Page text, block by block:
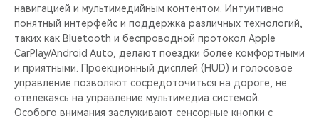
навигацией и мультимедийным контентом. Интуитивно
понятный интерфейс и поддержка различных технологий,
таких как Bluetooth и беспроводной протокол Apple
CarPlay/Android Auto, делают поездки более комфортными
и приятными. Проекционный дисплей (HUD) и голосовое
управление позволяют сосредоточиться на дороге, не
отвлекаясь на управление мультимедиа системой.
Особого внимания заслуживают сенсорные кнопки c